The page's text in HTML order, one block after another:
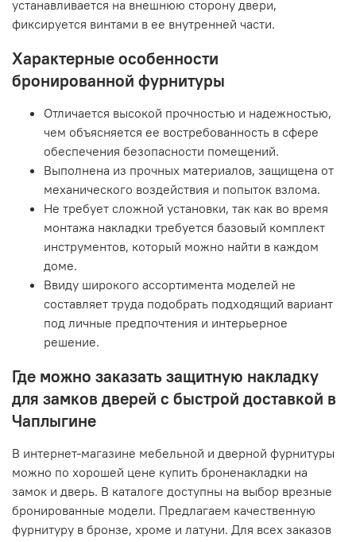
устанавливается на внешнюю сторону двери,
фиксируется винтами в ее внутренней части.
Характерные особенности
бронированной фурнитуры
Отличается высокой прочностью и надежностью,
чем объясняется ее востребованность в сфере
обеспечения безопасности помещений.
Выполнена из прочных материалов, защищена от
механического воздействия и попыток взлома.
Не требует сложной установки, так как во время
монтажа накладки требуется базовый комплект
инструментов, который можно найти в каждом
доме.
Ввиду широкого ассортимента моделей не
составляет труда подобрать подходящий вариант
под личные предпочтения и интерьерное
решение.
Где можно заказать защитную накладку
для замков дверей с быстрой доставкой в
Чаплыгине
В интернет-магазине мебельной и дверной фурнитуры
можно по хорошей цене купить броненакладки на
замок и дверь. В каталоге доступны на выбор врезные
бронированные модели. Предлагаем качественную
фурнитуру в бронзе, хроме и латуни. Для всех заказов